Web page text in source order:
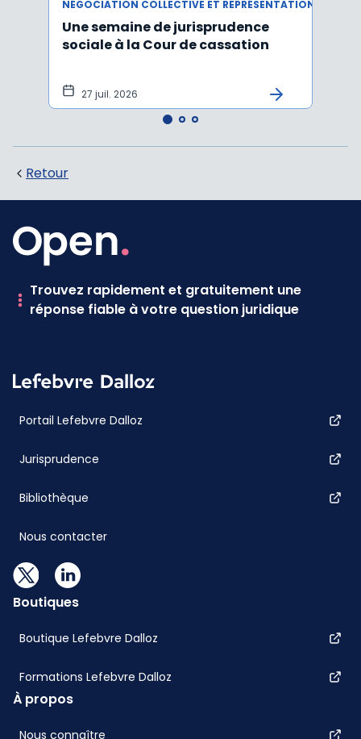
Une semaine de jurisprudence
sociale à la Cour de cassation
27 juil. 2026
Retour
Trouvez rapidement et gratuitement une
réponse fiable à votre question juridique
Portail Lefebvre Dalloz
Jurisprudence
Bibliothèque
Nous contacter
Boutiques
Boutique Lefebvre Dalloz
Formations Lefebvre Dalloz
À propos
Nous connaître